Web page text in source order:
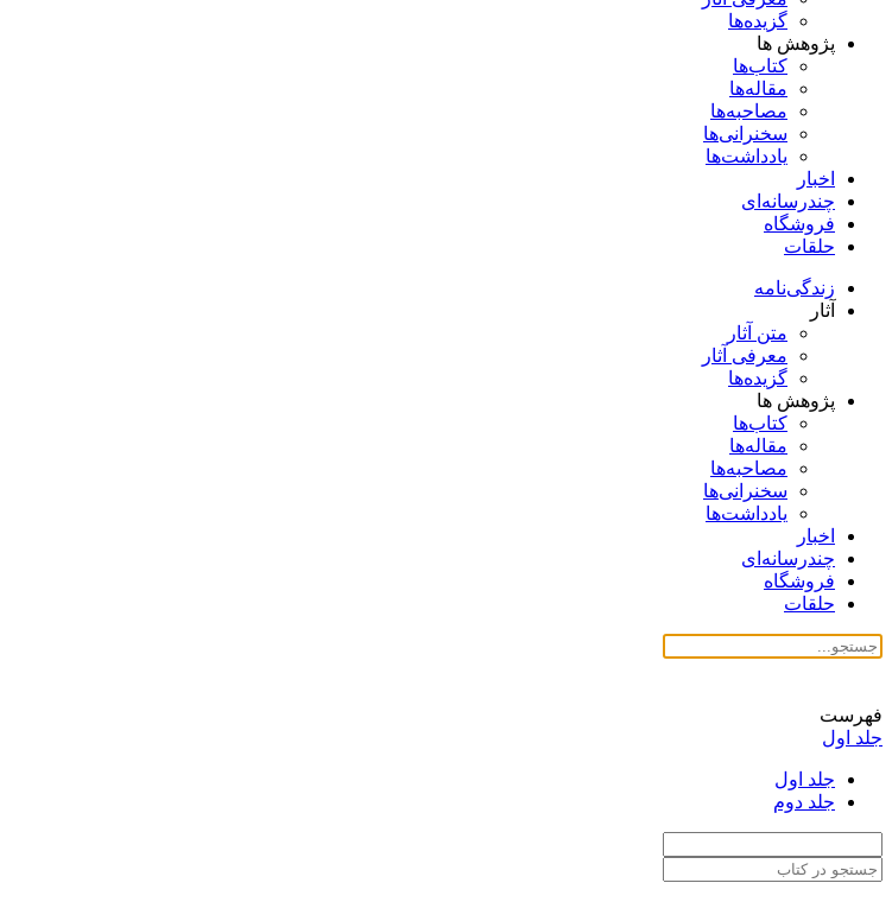
گزیده‌ها
پژوهش ها
کتاب‌ها
مقاله‌ها
مصاحبه‌ها
سخنرانی‌ها
یادداشت‌ها
اخبار
چندرسانه‌ای
فروشگاه
حلقات
زندگی‌نامه
آثار
متن آثار
معرفی آثار
گزیده‌ها
پژوهش ها
کتاب‌ها
مقاله‌ها
مصاحبه‌ها
سخنرانی‌ها
یادداشت‌ها
اخبار
چندرسانه‌ای
فروشگاه
حلقات
فهرست
جلد اول
جلد اول
جلد دوم